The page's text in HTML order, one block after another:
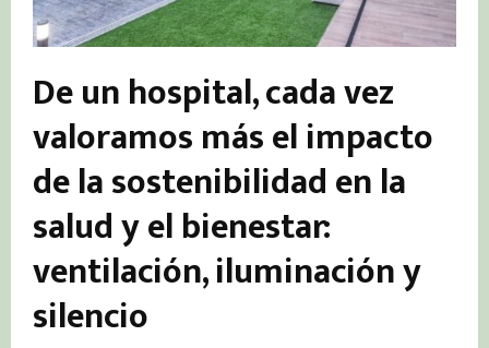
De un hospital, cada vez
valoramos más el impacto
de la sostenibilidad en la
salud y el bienestar:
ventilación, iluminación y
silencio